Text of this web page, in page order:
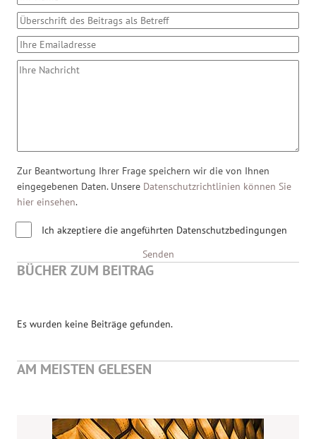
Zur Beantwortung Ihrer Frage speichern wir die von Ihnen
eingegebenen Daten. Unsere Datenschutzrichtlinien können Sie
hier einsehen.
Ich akzeptiere die angeführten Datenschutzbedingungen
Senden
BÜCHER ZUM BEITRAG
Es wurden keine Beiträge gefunden.
AM MEISTEN GELESEN